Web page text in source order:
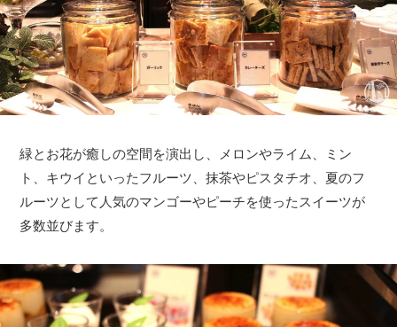
緑とお花が癒しの空間を演出し、メロンやライム、ミン
ト、キウイといったフルーツ、抹茶やピスタチオ、夏のフ
ルーツとして人気のマンゴーやピーチを使ったスイーツが
多数並びます。